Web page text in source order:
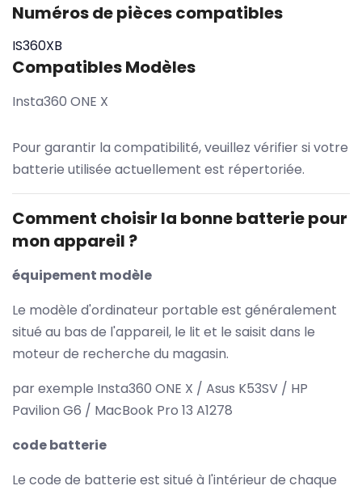
Numéros de pièces compatibles
IS360XB
Compatibles Modèles
Insta360 ONE X
Pour garantir la compatibilité, veuillez vérifier si votre
batterie utilisée actuellement est répertoriée.
Comment choisir la bonne batterie pour
mon appareil ?
équipement modèle
Le modèle d'ordinateur portable est généralement
situé au bas de l'appareil, le lit et le saisit dans le
moteur de recherche du magasin.
par exemple Insta360 ONE X / Asus K53SV / HP
Pavilion G6 / MacBook Pro 13 A1278
code batterie
Le code de batterie est situé à l'intérieur de chaque